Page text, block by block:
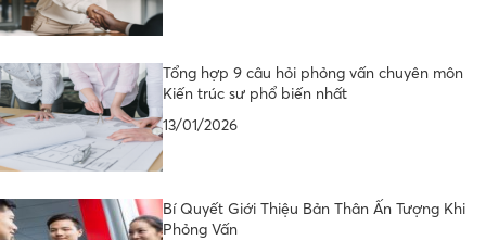
Tổng hợp 9 câu hỏi phỏng vấn chuyên môn
Kiến trúc sư phổ biến nhất
13/01/2026
Bí Quyết Giới Thiệu Bản Thân Ấn Tượng Khi
Phỏng Vấn